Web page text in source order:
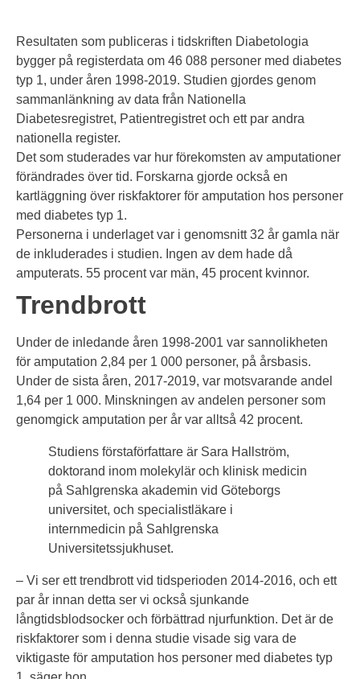
Resultaten som publiceras i tidskriften Diabetologia
bygger på registerdata om 46 088 personer med diabetes
typ 1, under åren 1998-2019. Studien gjordes genom
sammanlänkning av data från Nationella
Diabetesregistret, Patientregistret och ett par andra
nationella register.
Det som studerades var hur förekomsten av amputationer
förändrades över tid. Forskarna gjorde också en
kartläggning över riskfaktorer för amputation hos personer
med diabetes typ 1.
Personerna i underlaget var i genomsnitt 32 år gamla när
de inkluderades i studien. Ingen av dem hade då
amputerats. 55 procent var män, 45 procent kvinnor.
Trendbrott
Under de inledande åren 1998-2001 var sannolikheten
för amputation 2,84 per 1 000 personer, på årsbasis.
Under de sista åren, 2017-2019, var motsvarande andel
1,64 per 1 000. Minskningen av andelen personer som
genomgick amputation per år var alltså 42 procent.
Studiens förstaförfattare är Sara Hallström,
doktorand inom molekylär och klinisk medicin
på Sahlgrenska akademin vid Göteborgs
universitet, och specialistläkare i
internmedicin på Sahlgrenska
Universitetssjukhuset.
– Vi ser ett trendbrott vid tidsperioden 2014-2016, och ett
par år innan detta ser vi också sjunkande
långtidsblodsocker och förbättrad njurfunktion. Det är de
riskfaktorer som i denna studie visade sig vara de
viktigaste för amputation hos personer med diabetes typ